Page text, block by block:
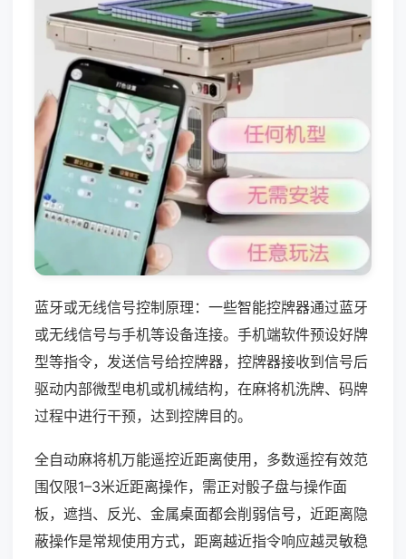
蓝牙或无线信号控制原理：一些智能控牌器通过蓝牙
或无线信号与手机等设备连接。手机端软件预设好牌
型等指令，发送信号给控牌器，控牌器接收到信号后
驱动内部微型电机或机械结构，在麻将机洗牌、码牌
过程中进行干预，达到控牌目的。
全自动麻将机万能遥控近距离使用，多数遥控有效范
围仅限1–3米近距离操作，需正对骰子盘与操作面
板，遮挡、反光、金属桌面都会削弱信号，近距离隐
蔽操作是常规使用方式，距离越近指令响应越灵敏稳